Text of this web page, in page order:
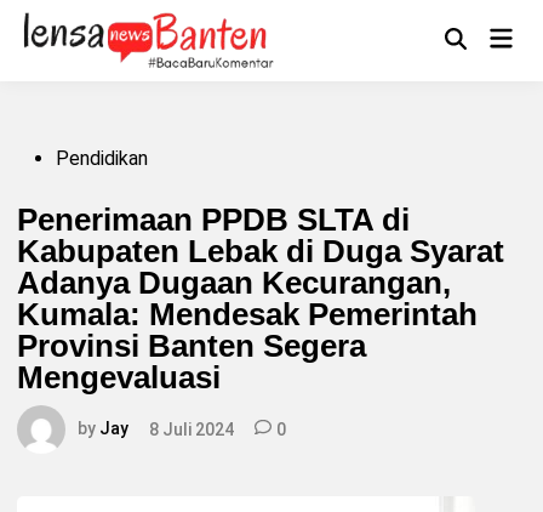
Skip
content
OpenMain
PostedPendidikan
Penerimaan PPDB SLTA di
Kabupaten Lebak di Duga Syarat
Adanya Dugaan Kecurangan,
Kumala: Mendesak Pemerintah
Provinsi Banten Segera
Mengevaluasi
by Jay 8 Juli 2024 0